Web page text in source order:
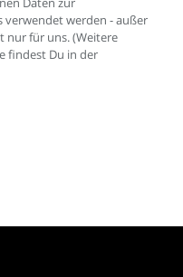
werden - außer
nur für uns. (Weitere
findest Du in der